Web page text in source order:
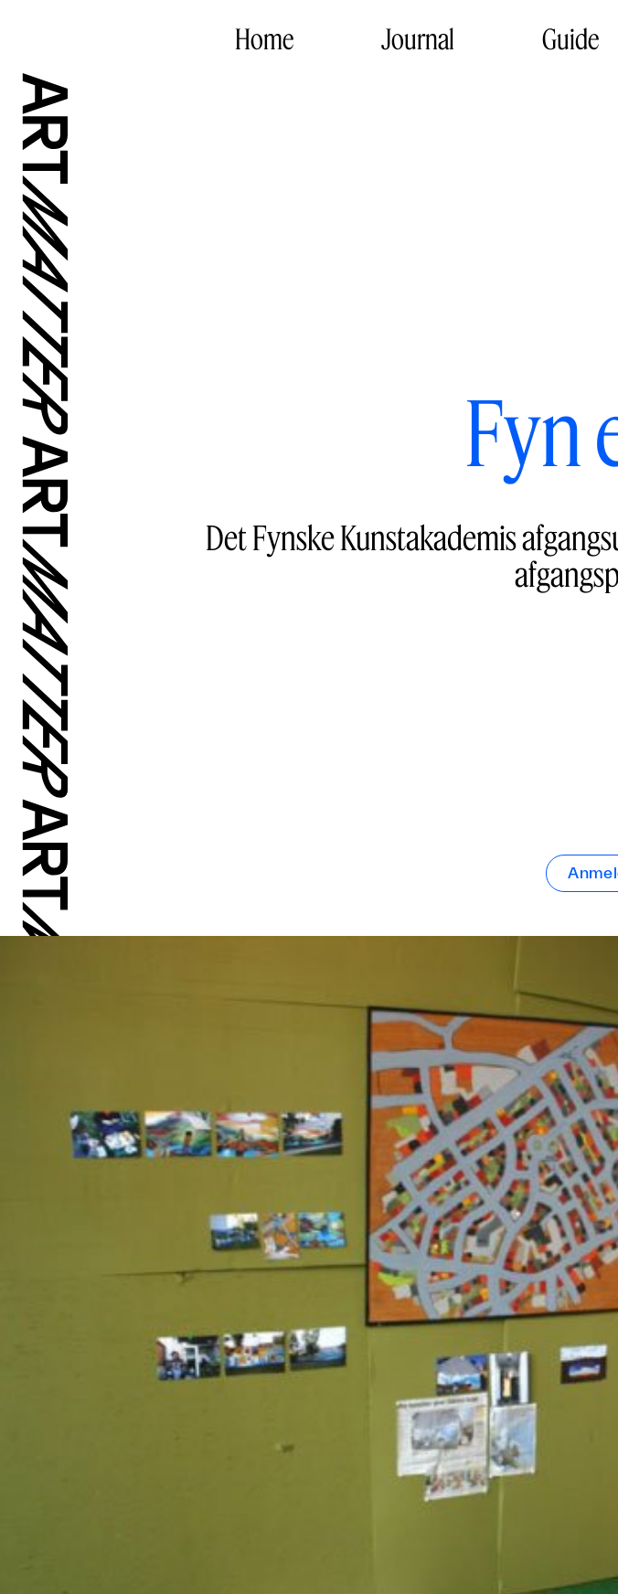
Home Journal Guide
Fyn
Det Fynske Kunstakademis